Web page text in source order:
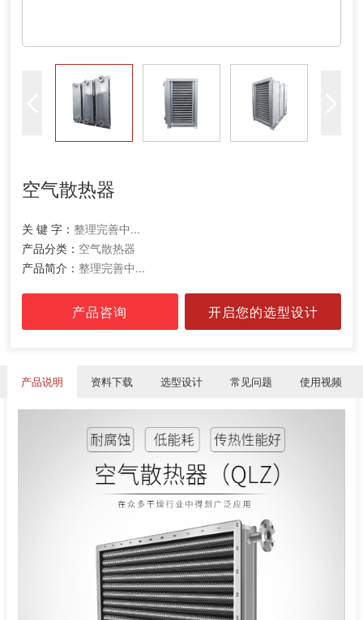
空气散热器
关 键 字： 整理完善中...
产品分类： 空气散热器
产品简介： 整理完善中...
产品咨询 开启您的选型设计
产品说明 资料下载 选型设计 常见问题 使用视频